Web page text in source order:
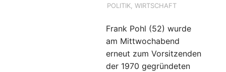
POLITIK ,WIRTSCHAFT
Frank Pohl (52) wurde
am Mittwochabend
erneut zum Vorsitzenden
der 1970 gegründeten